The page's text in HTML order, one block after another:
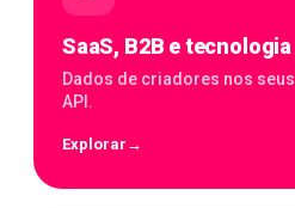
SaaS, B2B e tecnologia
Dados de criadores nos
API.
Explorar →